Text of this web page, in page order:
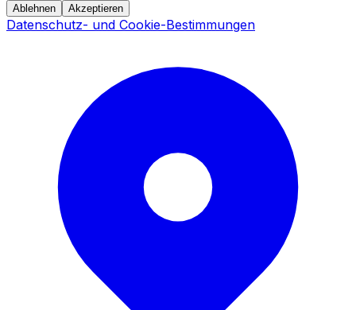
Ablehnen Akzeptieren
Datenschutz- und Cookie-Bestimmungen